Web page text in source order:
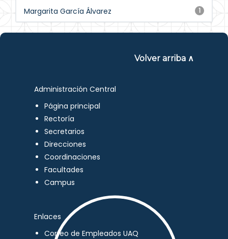
1
Margarita García Álvarez
Volver arriba ∧
Administración Central
Página principal
Rectoría
Secretarios
Direcciones
Coordinaciones
Facultades
Campus
Enlaces
Correo de Empleados UAQ